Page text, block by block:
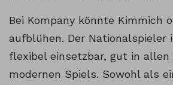
Bei Kompany könnte Kimmich
aufblühen. Der Nationalspieler
flexibel einsetzbar, gut in allen
modernen Spiels. Sowohl als